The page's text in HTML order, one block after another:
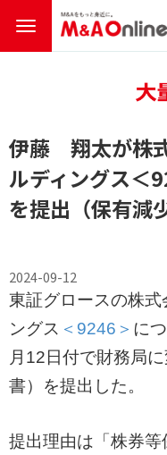
伊藤 翔太が株
ルディングス＜
を提出（保有減
2024-09-12
東証グロースの株式
ングス ＜9246＞ に
月12日付で財務局
書）を提出した。
提出理由は「株券